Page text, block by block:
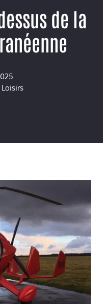
de la